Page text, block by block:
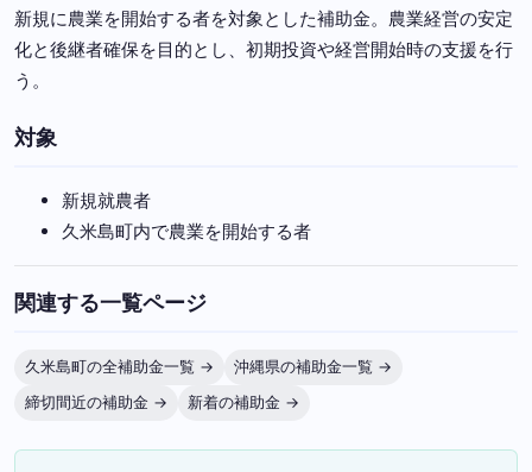
新規に農業を開始する者を対象とした補助金。農業経営の安定
化と後継者確保を目的とし、初期投資や経営開始時の支援を行
う。
対象
新規就農者
久米島町内で農業を開始する者
関連する一覧ページ
久米島町の全補助金一覧 →
沖縄県の補助金一覧 →
締切間近の補助金 →
新着の補助金 →